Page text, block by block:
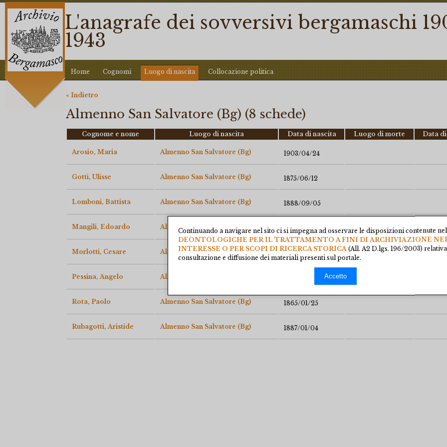
Continuando a navigare nel sito ci si impegna ad osservare le disposizioni contenute
DEONTOLOGICHE PER IL TRATTAMENTO A FINI DI ARCHIVIAZIONE
INTERESSE O PER SCOPI DI RICERCA STORICA (All. A2 D.lgs. 196/2003)
consultazione e diffusione dei materiali presenti sul portale.
Accetto
L'anagrafe dei sovversivi bergamaschi
1943
Home Cognomi Luogo di nascita Collocazione politica
« Indietro
Almenno San Salvatore (Bg) (8 schede)
Cognome e nome Luogo di nascita Data di nascita Luogo di morte Data
Arosio, Maria Almenno San Salvatore (Bg) 1903/04/24
Gotti, Ulisse Almenno San Salvatore (Bg) 1875/06/12
Lomboni, Battista Almenno San Salvatore (Bg) 1888/09/05
Mangili, Edoardo Almenno San Salvatore (Bg) 1903/02/12
Morlotti, Cesare Almenno San Salvatore (Bg) 1885/02/06
Pessina, Angelo Almenno San Salvatore (Bg)
Rota, Paolo Almenno San Salvatore (Bg) 1865/01/25
Rubagotti, Aristide Almenno San Salvatore (Bg) 1887/01/04